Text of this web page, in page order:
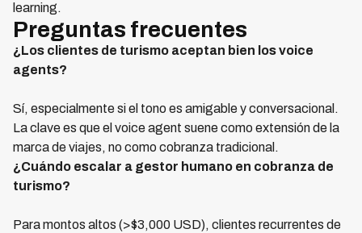
learning.
Preguntas frecuentes
¿Los clientes de turismo aceptan bien los voice
agents?
Sí, especialmente si el tono es amigable y conversacional.
La clave es que el voice agent suene como extensión de la
marca de viajes, no como cobranza tradicional.
¿Cuándo escalar a gestor humano en cobranza de
turismo?
Para montos altos (>$3,000 USD), clientes recurrentes de